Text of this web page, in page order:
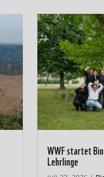
WWF startet
Lehrlinge